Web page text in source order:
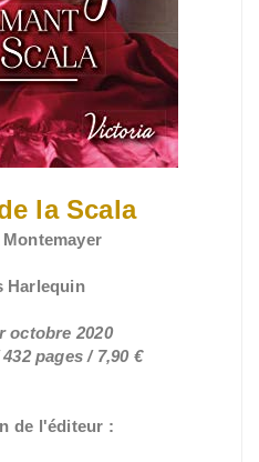
la Scala
Harlequin
octobre 2020
pages / 7,90 €
de l'éditeur :